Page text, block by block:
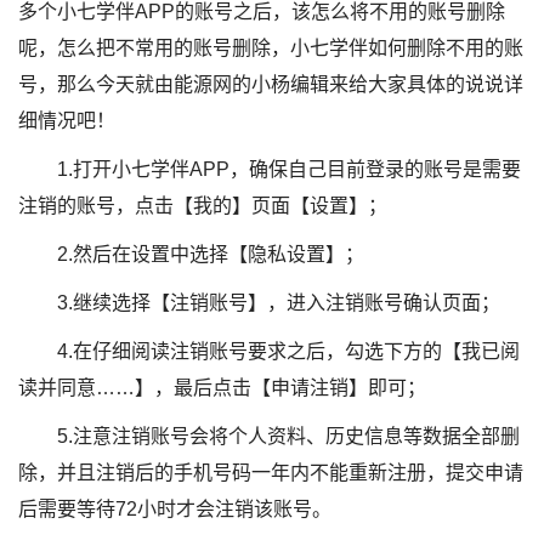
多个小七学伴APP的账号之后，该怎么将不用的账号删除
呢，怎么把不常用的账号删除，小七学伴如何删除不用的账
号，那么今天就由能源网的小杨编辑来给大家具体的说说详
细情况吧！
1.打开小七学伴APP，确保自己目前登录的账号是需要
注销的账号，点击【我的】页面【设置】；
2.然后在设置中选择【隐私设置】；
3.继续选择【注销账号】，进入注销账号确认页面；
4.在仔细阅读注销账号要求之后，勾选下方的【我已阅
读并同意……】，最后点击【申请注销】即可；
5.注意注销账号会将个人资料、历史信息等数据全部删
除，并且注销后的手机号码一年内不能重新注册，提交申请
后需要等待72小时才会注销该账号。